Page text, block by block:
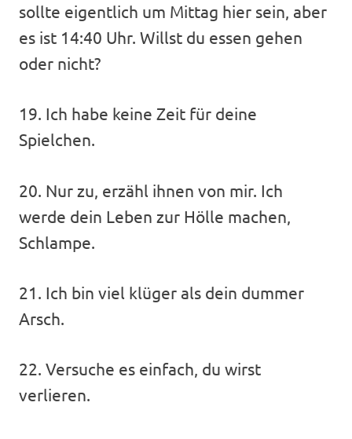
sollte eigentlich um Mittag hier sein, aber
es ist 14:40 Uhr. Willst du essen gehen
oder nicht?
19. Ich habe keine Zeit für deine
Spielchen.
20. Nur zu, erzähl ihnen von mir. Ich
werde dein Leben zur Hölle machen,
Schlampe.
21. Ich bin viel klüger als dein dummer
Arsch.
22. Versuche es einfach, du wirst
verlieren.